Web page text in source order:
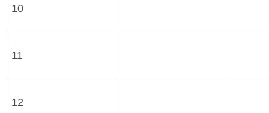
10
11
12